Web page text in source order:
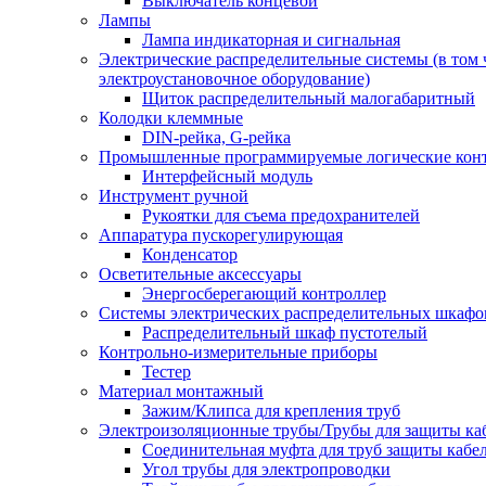
Лампы
Лампа индикаторная и сигнальная
Электрические распределительные системы (в том
электроустановочное оборудование)
Щиток распределительный малогабаритный
Колодки клеммные
DIN-рейка, G-рейка
Промышленные программируемые логические
Интерфейсный модуль
Инструмент ручной
Рукоятки для съема предохранителей
Аппаратура пускорегулирующая
Конденсатор
Осветительные аксессуары
Энергосберегающий контроллер
Системы электрических распределительных
Распределительный шкаф пустотелый
Контрольно-измерительные приборы
Тестер
Материал монтажный
Зажим/Клипса для крепления труб
Электроизоляционные трубы/Трубы для защиты
Соединительная муфта для труб защиты
Угол трубы для электропроводки